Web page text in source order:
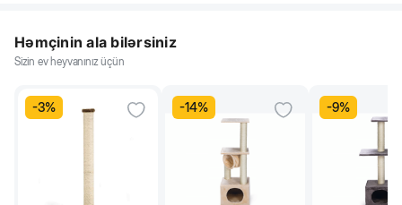
Həmçinin ala bilərsiniz
Sizin ev heyvanınız üçün
-3% -14% -9%